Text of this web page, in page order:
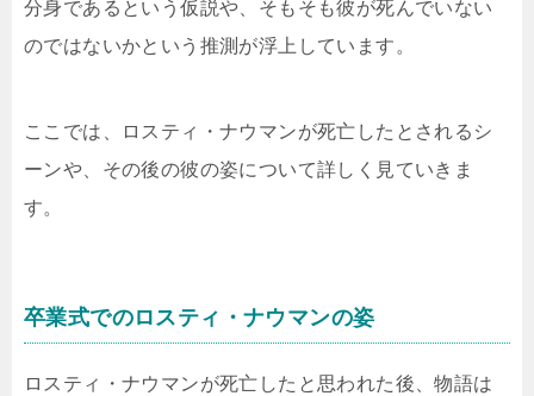
分身であるという仮説や、そもそも彼が死んでいない
のではないかという推測が浮上しています。
ここでは、ロスティ・ナウマンが死亡したとされるシ
ーンや、その後の彼の姿について詳しく見ていきま
す。
卒業式でのロスティ・ナウマンの姿
ロスティ・ナウマンが死亡したと思われた後、物語は